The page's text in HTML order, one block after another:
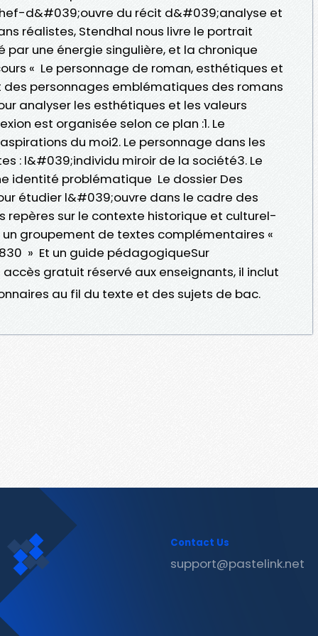
d&#039;ouvre du récit d&#039;analyse et
réalistes, Stendhal nous livre le portrait
une énergie singulière, et la chronique
« Le personnage de roman, esthétiques et
des personnages emblématiques des romans
analyser les esthétiques et les valeurs
est organisée selon ce plan :1. Le
du moi2. Le personnage dans les
: l&#039;individu miroir de la société3. Le
identité problématique Le dossier Des
étudier l&#039;ouvre dans le cadre des
sur le contexte historique et culturel-
groupement de textes complémentaires «
» Et un guide pédagogiqueSur
accès gratuit réservé aux enseignants, il inclut
au fil du texte et des sujets de bac.
Contact Us
support@pastelink.net